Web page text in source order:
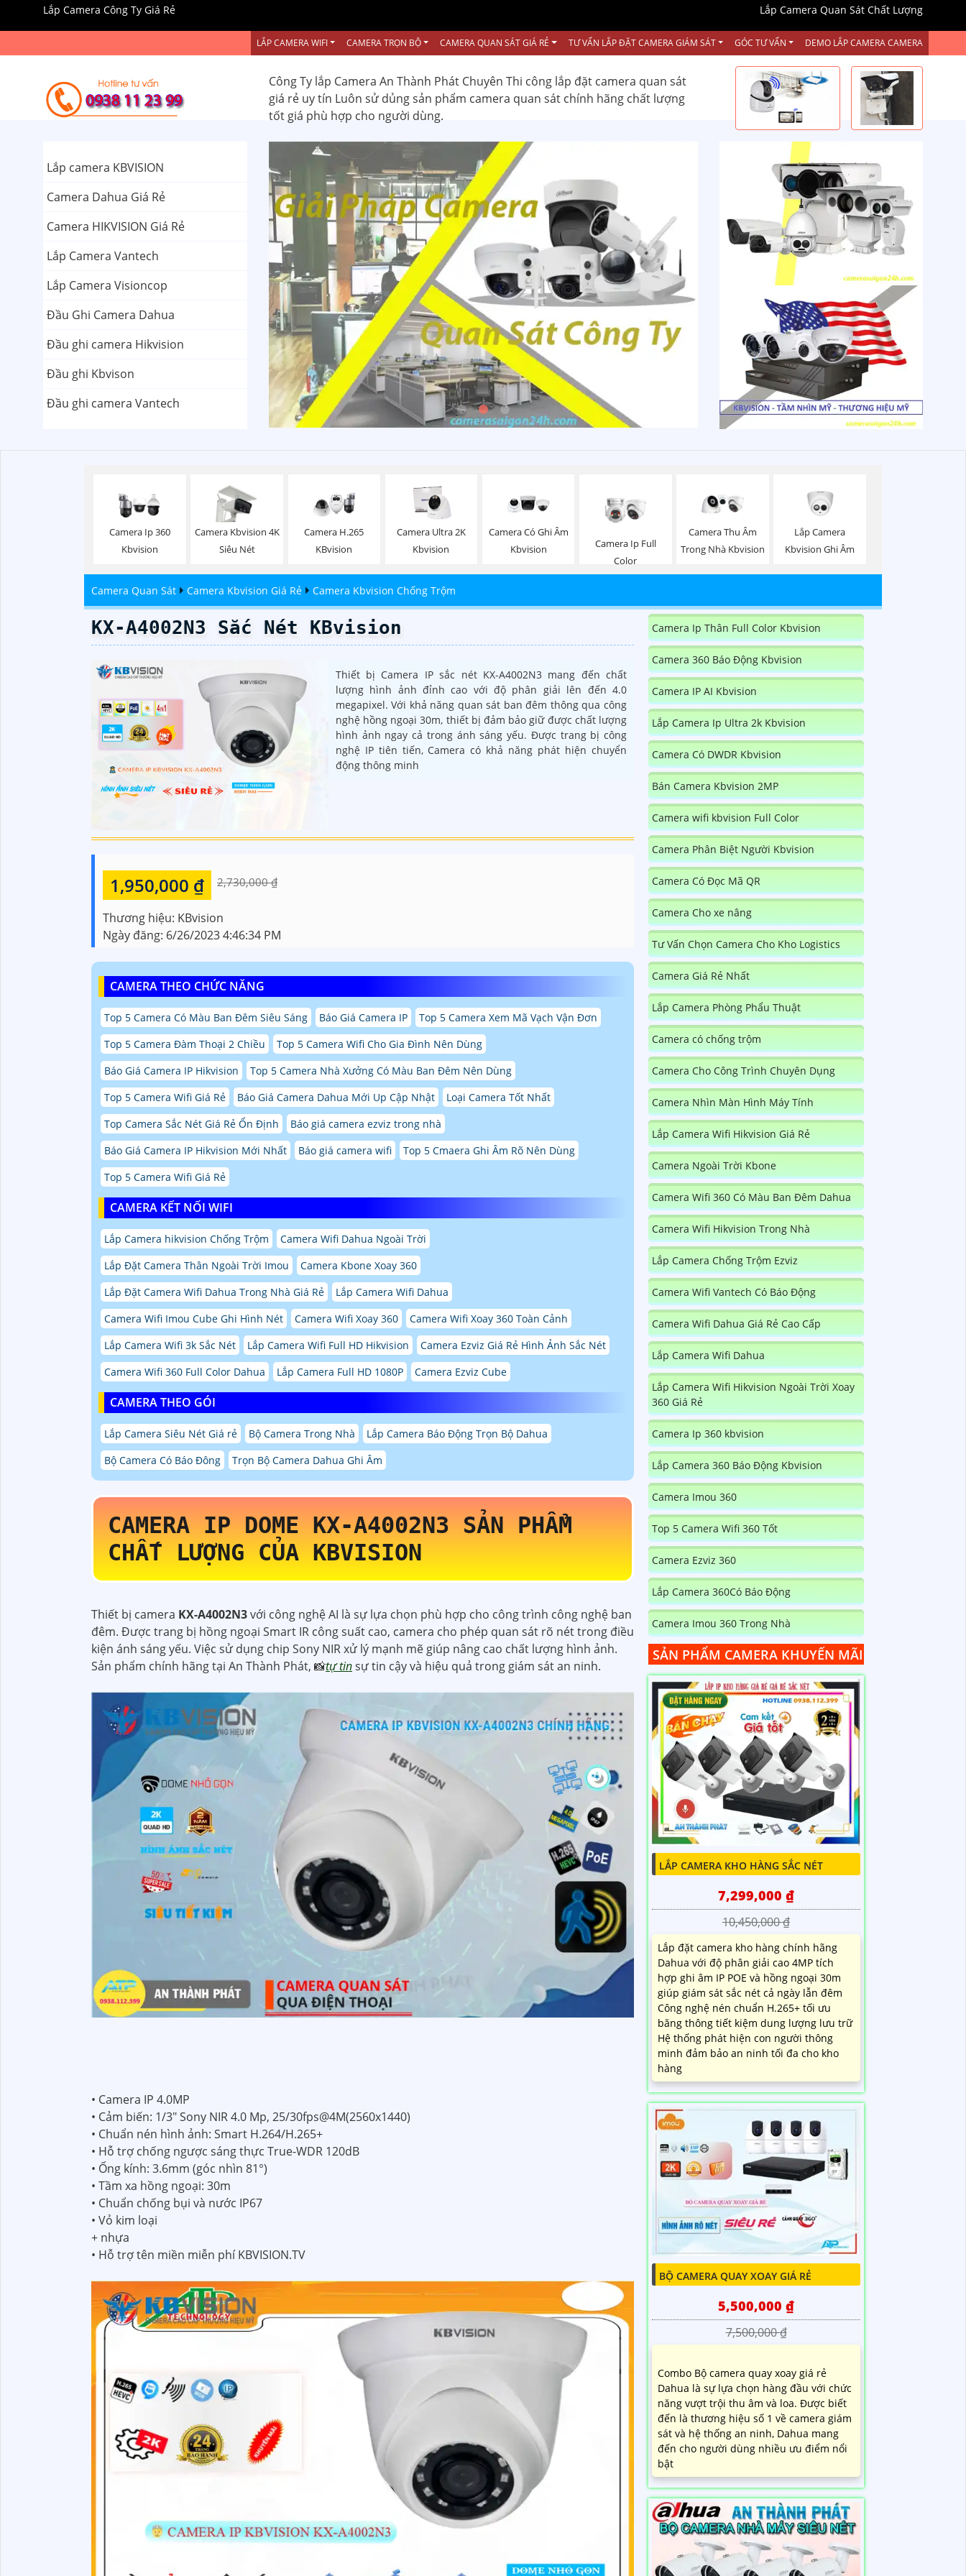
Lắp Camera Công Ty Giá Rẻ Lắp Camera Quan Sát Chất Lượng
LẮP CAMERA WIFI CAMERA TRỌN BỘ CAMERA QUAN SÁT GIÁ RẺ TƯ VẤN LẮP ĐẶT CAMERA GIÁM SÁT GÓC TƯ VẤN DEMO LẮP CAMERA CAMERA
Công Ty lắp Camera An Thành Phát Chuyên Thi công lắp đặt camera quan sát
giá rẻ uy tín Luôn sử dủng sản phẩm camera quan sát chính hãng chất lượng
tốt giá phù hợp cho người dùng.
Lắp camera KBVISION
Camera Dahua Giá Rẻ
Camera HIKVISION Giá Rẻ
Lắp Camera Vantech
Lắp Camera Visioncop
Đầu Ghi Camera Dahua
Đầu ghi camera Hikvision
Đầu ghi Kbvison
Đầu ghi camera Vantech
Camera Ip 360
Kbvision
Camera Kbvision 4K
Siêu Nét
Camera H.265
KBvision
Camera Ultra 2K
Kbvision
Camera Có Ghi Âm
Kbvision
Camera Ip Full
Color
Camera Thu Âm
Trong Nhà Kbvision
Lắp Camera
Kbvision Ghi Âm
Camera Quan Sát Camera Kbvision Giá Rẻ Camera Kbvision Chống Trộm
KX-A4002N3 Sắc Nét KBvision
Thiết bị Camera IP sắc nét KX-A4002N3 mang đến chất
lượng hình ảnh đỉnh cao với độ phân giải lên đến 4.0
megapixel. Với khả năng quan sát ban đêm thông qua công
nghệ hồng ngoại 30m, thiết bị đảm bảo giữ được chất lượng
hình ảnh ngay cả trong ánh sáng yếu. Được trang bị công
nghệ IP tiên tiến, Camera có khả năng phát hiện chuyển
động thông minh
1,950,000 ₫ 2,730,000 ₫
Thương hiệu: KBvision
Ngày đăng: 6/26/2023 4:46:34 PM
CAMERA THEO CHỨC NĂNG
Top 5 Camera Có Màu Ban Đêm Siêu Sáng Báo Giá Camera IP
Top 5 Camera Xem Mã Vạch Vận Đơn
Top 5 Camera Đàm Thoại 2 Chiều
Top 5 Camera Wifi Cho Gia Đình Nên Dùng
Báo Giá Camera IP Hikvision
Top 5 Camera Nhà Xưởng Có Màu Ban Đêm Nên Dùng
Top 5 Camera Wifi Giá Rẻ
Báo Giá Camera Dahua Mới Up Cập Nhật
Loại Camera Tốt Nhất
Top Camera Sắc Nét Giá Rẻ Ổn Định
Báo giá camera ezviz trong nhà
Báo Giá Camera IP Hikvision Mới Nhất
Báo giá camera wifi
Top 5 Cmaera Ghi Âm Rõ Nên Dùng
Top 5 Camera Wifi Giá Rẻ
CAMERA KẾT NỐI WIFI
Lắp Camera hikvision Chống Trộm
Camera Wifi Dahua Ngoài Trời
Lắp Đặt Camera Thân Ngoài Trời Imou
Camera Kbone Xoay 360
Lắp Đặt Camera Wifi Dahua Trong Nhà Giá Rẻ
Lắp Camera Wifi Dahua
Camera Wifi Imou Cube Ghi Hình Nét
Camera Wifi Xoay 360
Camera Wifi Xoay 360 Toàn Cảnh
Lắp Camera Wifi 3k Sắc Nét
Lắp Camera Wifi Full HD Hikvision
Camera Ezviz Giá Rẻ Hình Ảnh Sắc Nét
Camera Wifi 360 Full Color Dahua
Lắp Camera Full HD 1080P Camera Ezviz Cube
CAMERA THEO GÓI
Lắp Camera Siêu Nét Giá rẻ Bộ Camera Trong Nhà
Lắp Camera Báo Động Trọn Bộ Dahua
Bộ Camera Có Báo Đông
Trọn Bộ Camera Dahua Ghi Âm
CAMERA IP DOME KX-A4002N3 SẢN PHẨM
CHẤT LƯỢNG CỦA KBVISION
Thiết bị camera KX-A4002N3với công nghệ AI là sự lựa chọn phù hợp cho công trình công nghệ ban
đêm. Được trang bị hồng ngoại Smart IR công suất cao, camera cho phép quan sát rõ nét trong điều
kiện ánh sáng yếu. Việc sử dụng chip Sony NIR xử lý mạnh mẽ giúp nâng cao chất lượng hình ảnh.
Sản phẩm chính hãng tại An Thành Phát, 📸tự tinsự tin cậy và hiệu quả trong giám sát an ninh.
• Camera IP 4.0MP
• Cảm biến: 1/3" Sony NIR 4.0 Mp, 25/30fps@4M(2560x1440)
• Chuẩn nén hình ảnh: Smart H.264/H.265+
• Hỗ trợ chống ngược sáng thực True-WDR 120dB
• Ống kính: 3.6mm (góc nhìn 81°)
• Tầm xa hồng ngoại: 30m
• Chuẩn chống bụi và nước IP67
• Vỏ kim loại
+ nhựa
• Hỗ trợ tên miền miễn phí KBVISION.TV
Camera Ip Thân Full Color Kbvision
Camera 360 Báo Động Kbvision
Camera IP AI Kbvision
Lắp Camera Ip Ultra 2k Kbvision
Camera Có DWDR Kbvision
Bán Camera Kbvision 2MP
Camera wifi kbvision Full Color
Camera Phân Biệt Người Kbvision
Camera Có Đọc Mã QR
Camera Cho xe nâng
Tư Vấn Chọn Camera Cho Kho Logistics
Camera Giá Rẻ Nhất
Lắp Camera Phòng Phẩu Thuật
Camera có chống trộm
Camera Cho Công Trình Chuyên Dụng
Camera Nhìn Màn Hình Máy Tính
Lắp Camera Wifi Hikvision Giá Rẻ
Camera Ngoài Trời Kbone
Camera Wifi 360 Có Màu Ban Đêm Dahua
Camera Wifi Hikvision Trong Nhà
Lắp Camera Chống Trộm Ezviz
Camera Wifi Vantech Có Báo Động
Camera Wifi Dahua Giá Rẻ Cao Cấp
Lắp Camera Wifi Dahua
Lắp Camera Wifi Hikvision Ngoài Trời Xoay
360 Giá Rẻ
Camera Ip 360 kbvision
Lắp Camera 360 Báo Động Kbvision
Camera Imou 360
Top 5 Camera Wifi 360 Tốt
Camera Ezviz 360
Lắp Camera 360Có Báo Động
Camera Imou 360 Trong Nhà
SẢN PHẨM CAMERA KHUYẾN MÃI
LẮP CAMERA KHO HÀNG SẮC NÉT
7,299,000 ₫
10,450,000 ₫
Lắp đặt camera kho hàng chính hãng
Dahua với độ phân giải cao 4MP tích
hợp ghi âm IP POE và hồng ngoại 30m
giúp giám sát sắc nét cả ngày lẫn đêm
Công nghệ nén chuẩn H.265+ tối ưu
băng thông tiết kiệm dung lượng lưu trữ
Hệ thống phát hiện con người thông
minh đảm bảo an ninh tối đa cho kho
hàng
BỘ CAMERA QUAY XOAY GIÁ RẺ
5,500,000 ₫
7,500,000 ₫
Combo Bộ camera quay xoay giá rẻ
Dahua là sự lựa chọn hàng đầu với chức
năng vượt trội thu âm và loa. Được biết
đến là thương hiệu số 1 về camera giám
sát và hệ thống an ninh, Dahua mang
đến cho người dùng nhiều ưu điểm nổi
bật